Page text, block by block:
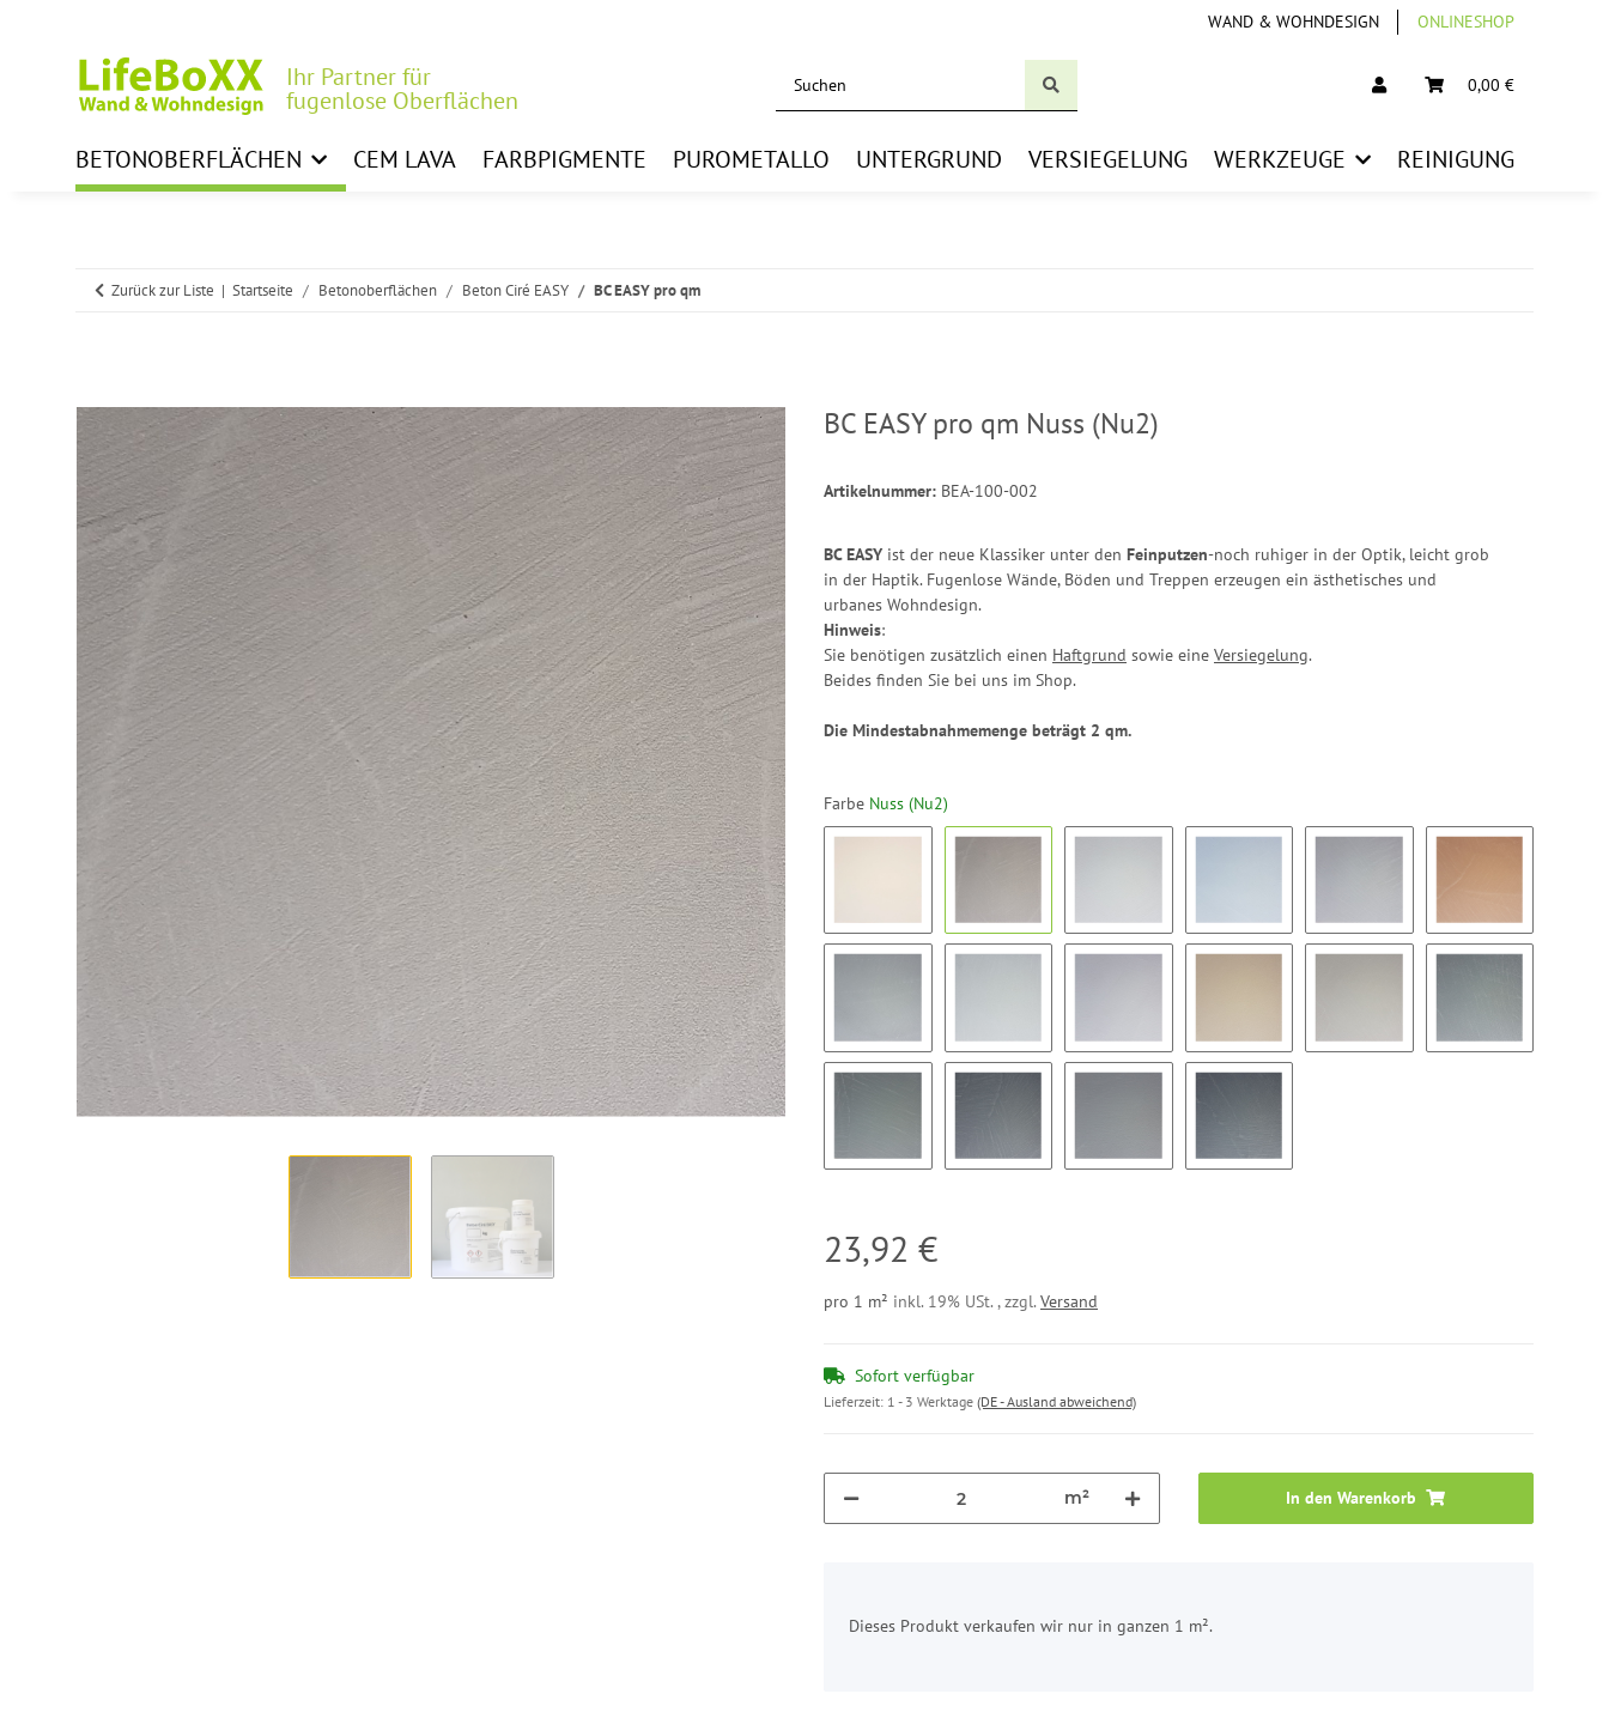
WAND & WOHNDESIGN ONLINESHOP
Ihr Partner für
fugenlose Oberflächen
0,00 €
BETONOBERFLÄCHEN CEM LAVA FARBPIGMENTE PUROMETALLO UNTERGRUND VERSIEGELUNG WERKZEUGE REINIGUNG
Zurück zur Liste Startseite Betonoberflächen Beton Ciré EASY BC EASY pro qm
BC EASY pro qm Nuss (Nu2)
Artikelnummer: BEA-100-002
BC EASY ist der neue Klassiker unter den Feinputzen-noch ruhiger in der Optik, leicht grob
in der Haptik. Fugenlose Wände, Böden und Treppen erzeugen ein ästhetisches und
urbanes Wohndesign.
Hinweis:
Sie benötigen zusätzlich einen Haftgrund sowie eine Versiegelung.
Beides finden Sie bei uns im Shop.
Die Mindestabnahmemenge beträgt 2 qm.
Farbe Nuss (Nu2)
Kreide (Kr1) Nuss (Nu2) Nebelgrau (Ne3)Gletscher (Gl4) Warmgrau (Wa5)Sandstein (Sa6)
Kaltgrau (Ka7) Silbergras (Si8) Perle (Pe9) Mandel (Ma10)
23,92 €
pro 1 m² inkl. 19% USt. , zzgl. Versand
Sofort verfügbar
Lieferzeit: 1 - 3 Werktage (DE - Ausland abweichend)
m² In den Warenkorb
Dieses Produkt verkaufen wir nur in ganzen 1 m².